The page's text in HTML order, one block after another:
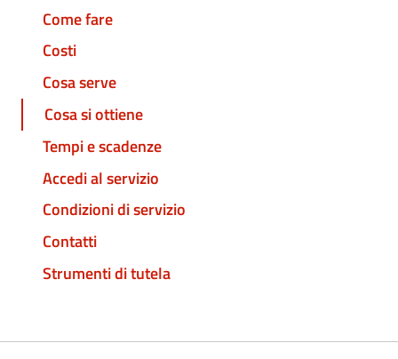
Come fare
Costi
Cosa serve
Cosa si ottiene
Tempi e scadenze
Accedi al servizio
Condizioni di servizio
Contatti
Strumenti di tutela